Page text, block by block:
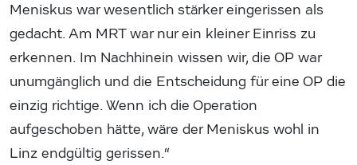
Meniskus war wesentlich stärker eingerissen als
gedacht. Am MRT war nur ein kleiner Einriss zu
erkennen. Im Nachhinein wissen wir, die OP war
unumgänglich und die Entscheidung für eine OP die
einzig richtige. Wenn ich die Operation
aufgeschoben hätte, wäre der Meniskus wohl in
Linz endgültig gerissen.“